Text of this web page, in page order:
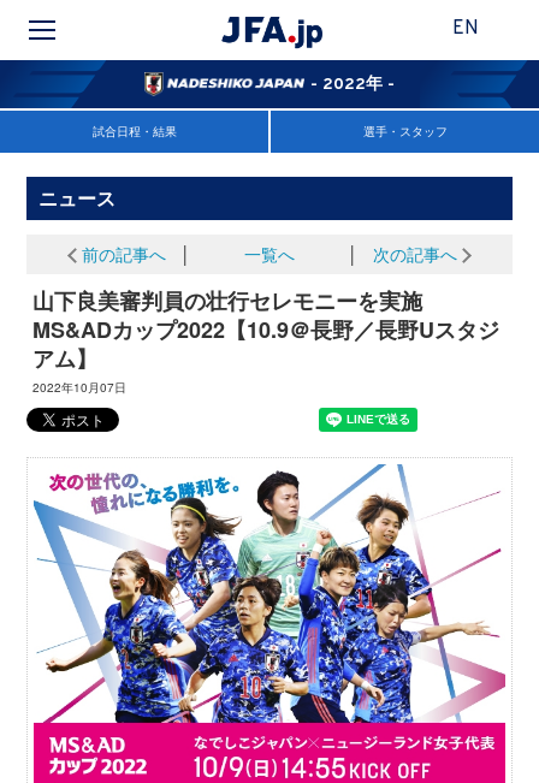
EN
- 2022年 -
試合日程・結果 選手・スタッフ
ニュース
前の記事へ 一覧へ 次の記事へ
山下良美審判員の壮行セレモニーを実施
MS&ADカップ2022【10.9＠長野／長野Uスタジ
アム】
2022年10月07日